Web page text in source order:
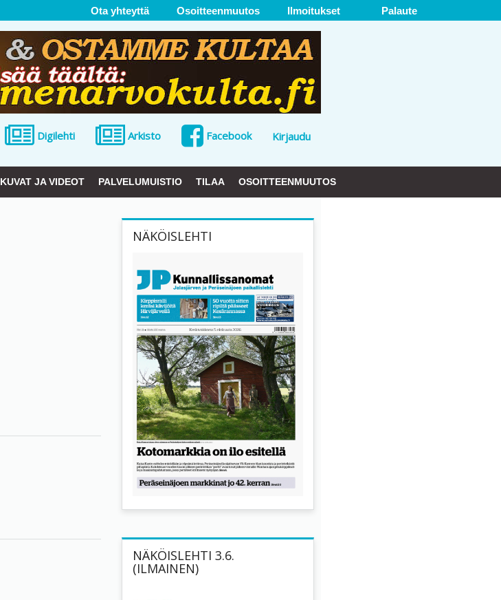
Ota yhteyttä Osoitteenmuutos Ilmoitukset Palaute
Digilehti Arkisto Facebook Kirjaudu
KUVAT JA VIDEOT PALVELUMUISTIO TILAA OSOITTEENMUUTOS
NÄKÖISLEHTI
NÄKÖISLEHTI 3.6.
(ILMAINEN)